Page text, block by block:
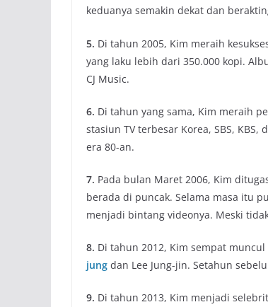
keduanya semakin dekat dan
5. Di tahun 2005, Kim meraih
yang laku lebih dari 350.000 kopi.
CJ Music.
6. Di tahun yang sama, Kim meraih
stasiun TV terbesar Korea, SBS,
era 80-an.
7. Pada bulan Maret 2006, Kim
berada di puncak. Selama masa itu
menjadi bintang videonya. Meski
8. Di tahun 2012, Kim sempat
jung dan Lee Jung-jin. Setahun
9. Di tahun 2013, Kim menjadi